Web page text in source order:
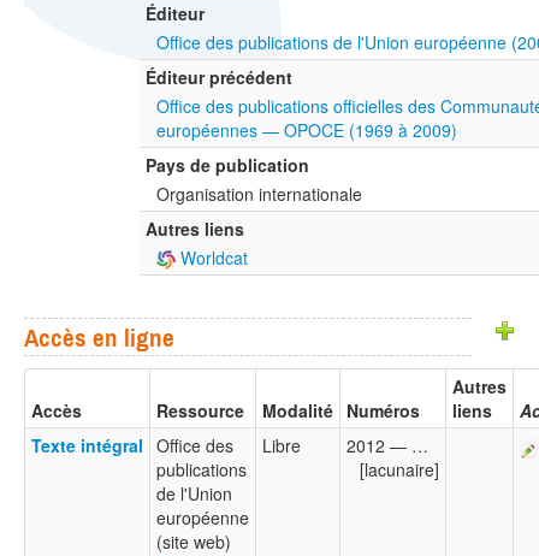
Éditeur
Office des publications de l'Union européenne
Éditeur précédent
Office des publications officielles des
européennes — OPOCE (1969 à 2009)
Pays de publication
Organisation internationale
Autres liens
Worldcat
Accès en ligne
Accès Ressource Modalité Numéros
Autres
liens
Texte intégral Office des
publications
de l'Union
européenne
(site web)
Libre
2012 — …
[lacunaire]